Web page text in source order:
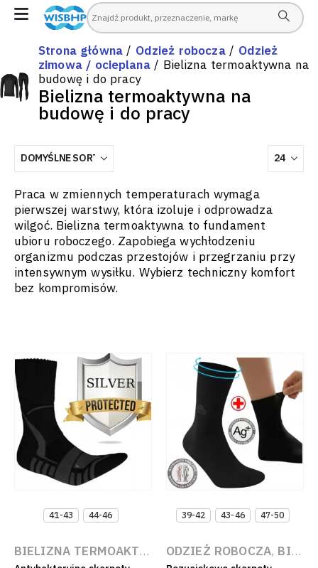
Strona główna/ Odzież robocza/ Odzież
zimowa / ocieplana/ Bielizna termoaktywna na
budowę i do pracy
Bielizna termoaktywna na
budowę i do pracy
Praca w zmiennych temperaturach wymaga
pierwszej warstwy, która izoluje i odprowadza
wilgoć. Bielizna termoaktywna to fundament
ubioru roboczego. Zapobiega wychłodzeniu
organizmu podczas przestojów i przegrzaniu przy
intensywnym wysiłku. Wybierz techniczny komfort
bez kompromisów.
41-43 44-46
BIELIZNA TERMOAKTYWNA NA BUDOWĘ I DO PRACY
39-42 43-46 47-50
ODZIEŻ ROBOCZA, BIELIZNA TERMOAKTYWNA NA BUDOWĘ I DO PRACY